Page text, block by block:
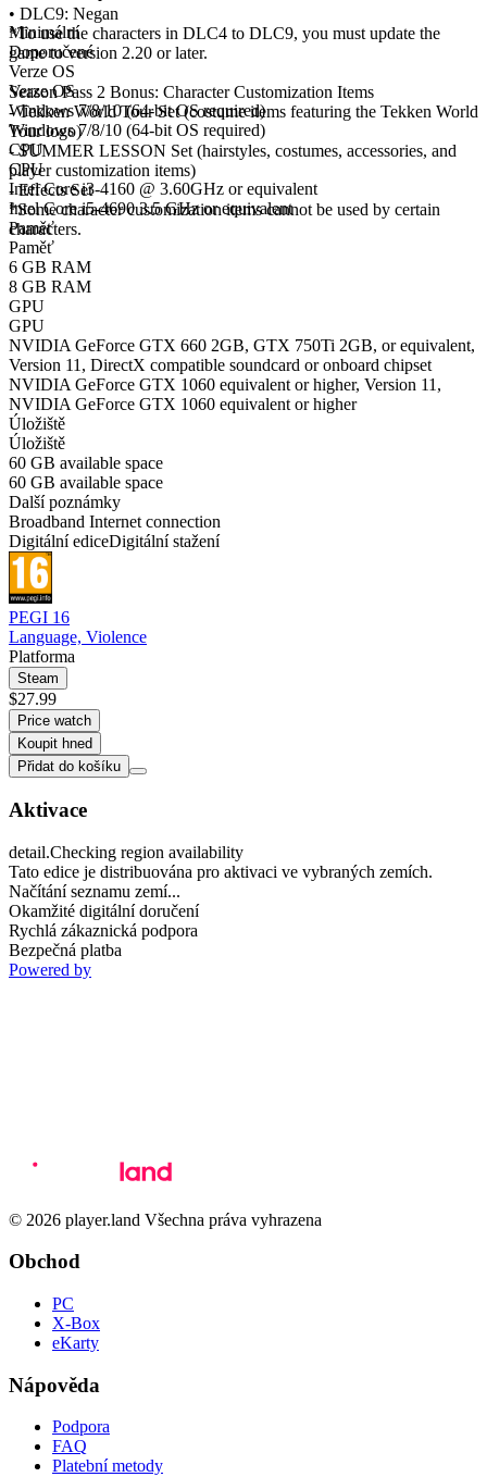
• DLC9: Negan
*To use the characters in DLC4 to DLC9, you must update the
game to version 2.20 or later.
Season Pass 2 Bonus: Character Customization Items
- Tekken World Tour Set (costume items featuring the Tekken World
Tour logo)
- SUMMER LESSON Set (hairstyles, costumes, accessories, and
player customization items)
- Effects Set
*Some character customization items cannot be used by certain
characters.
Minimální
Doporučené
Verze OS
Verze OS
Windows 7/8/10 (64-bit OS required)
Windows 7/8/10 (64-bit OS required)
CPU
CPU
Intel Core i3-4160 @ 3.60GHz or equivalent
Intel Core i5-4690 3.5 GHz or equivalent
Paměť
Paměť
6 GB RAM
8 GB RAM
GPU
GPU
NVIDIA GeForce GTX 660 2GB, GTX 750Ti 2GB, or equivalent,
Version 11, DirectX compatible soundcard or onboard chipset
NVIDIA GeForce GTX 1060 equivalent or higher, Version 11,
NVIDIA GeForce GTX 1060 equivalent or higher
Úložiště
Úložiště
60 GB available space
60 GB available space
Další poznámky
Broadband Internet connection
Digitální ediceDigitální stažení
PEGI 16
Language, Violence
Platforma
Steam
$27.99
Price watch
Koupit hned
Přidat do košíku
Aktivace
detail.Checking region availability
Tato edice je distribuována pro aktivaci ve vybraných zemích.
Načítání seznamu zemí...
Okamžité digitální doručení
Rychlá zákaznická podpora
Bezpečná platba
Powered by
© 2026 player.land Všechna práva vyhrazena
Obchod
PC
X-Box
eKarty
Nápověda
Podpora
FAQ
Platební metody